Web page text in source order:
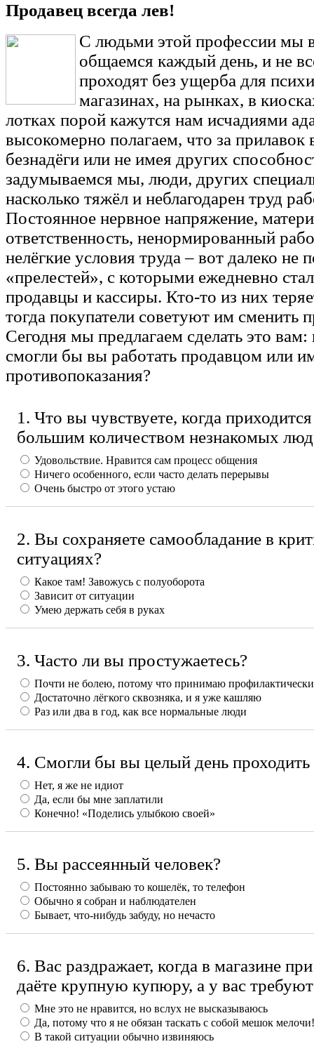
Продавец всегда лев!
С людьми этой профессии мы
общаемся каждый день, и не
проходят без ущерба для
магазинах, на рынках, в
лотках порой кажутся нам исчадиями
высокомерно полагаем, что за прилавок
безнадёги или не имея других
задумываемся мы, люди, других
насколько тяжёл и неблагодарен труд
Постоянное нервное напряжение,
ответственность, ненормированный
нелёгкие условия труда – вот далеко не
«прелестей», с которыми ежедневно
продавцы и кассиры. Кто-то из них
тогда покупатели советуют им сменить
Сегодня мы предлагаем сделать это вам:
смогли бы вы работать продавцом или
противопоказания?
1. Что вы чувствуете, когда
большим количеством незнакомых
Удовольствие. Нравится сам процесс общения
Ничего особенного, если часто делать перерывы
Очень быстро от этого устаю
2. Вы сохраняете самообладание в
ситуациях?
Какое там! Завожусь с полуоборота
Зависит от ситуации
Умею держать себя в руках
3. Часто ли вы простужаетесь?
Почти не болею, потому что принимаю
Достаточно лёгкого сквозняка, и я уже кашляю
Раз или два в год, как все нормальные люди
4. Смогли бы вы целый день проходить
Нет, я же не идиот
Да, если бы мне заплатили
Конечно! «Поделись улыбкою своей»
5. Вы рассеянный человек?
Постоянно забываю то кошелёк, то телефон
Обычно я собран и наблюдателен
Бывает, что-нибудь забуду, но нечасто
6. Вас раздражает, когда в магазине
даёте крупную купюру, а у вас
Мне это не нравится, но вслух не высказываюсь
Да, потому что я не обязан таскать с собой мешок мелочи!
В такой ситуации обычно извиняюсь